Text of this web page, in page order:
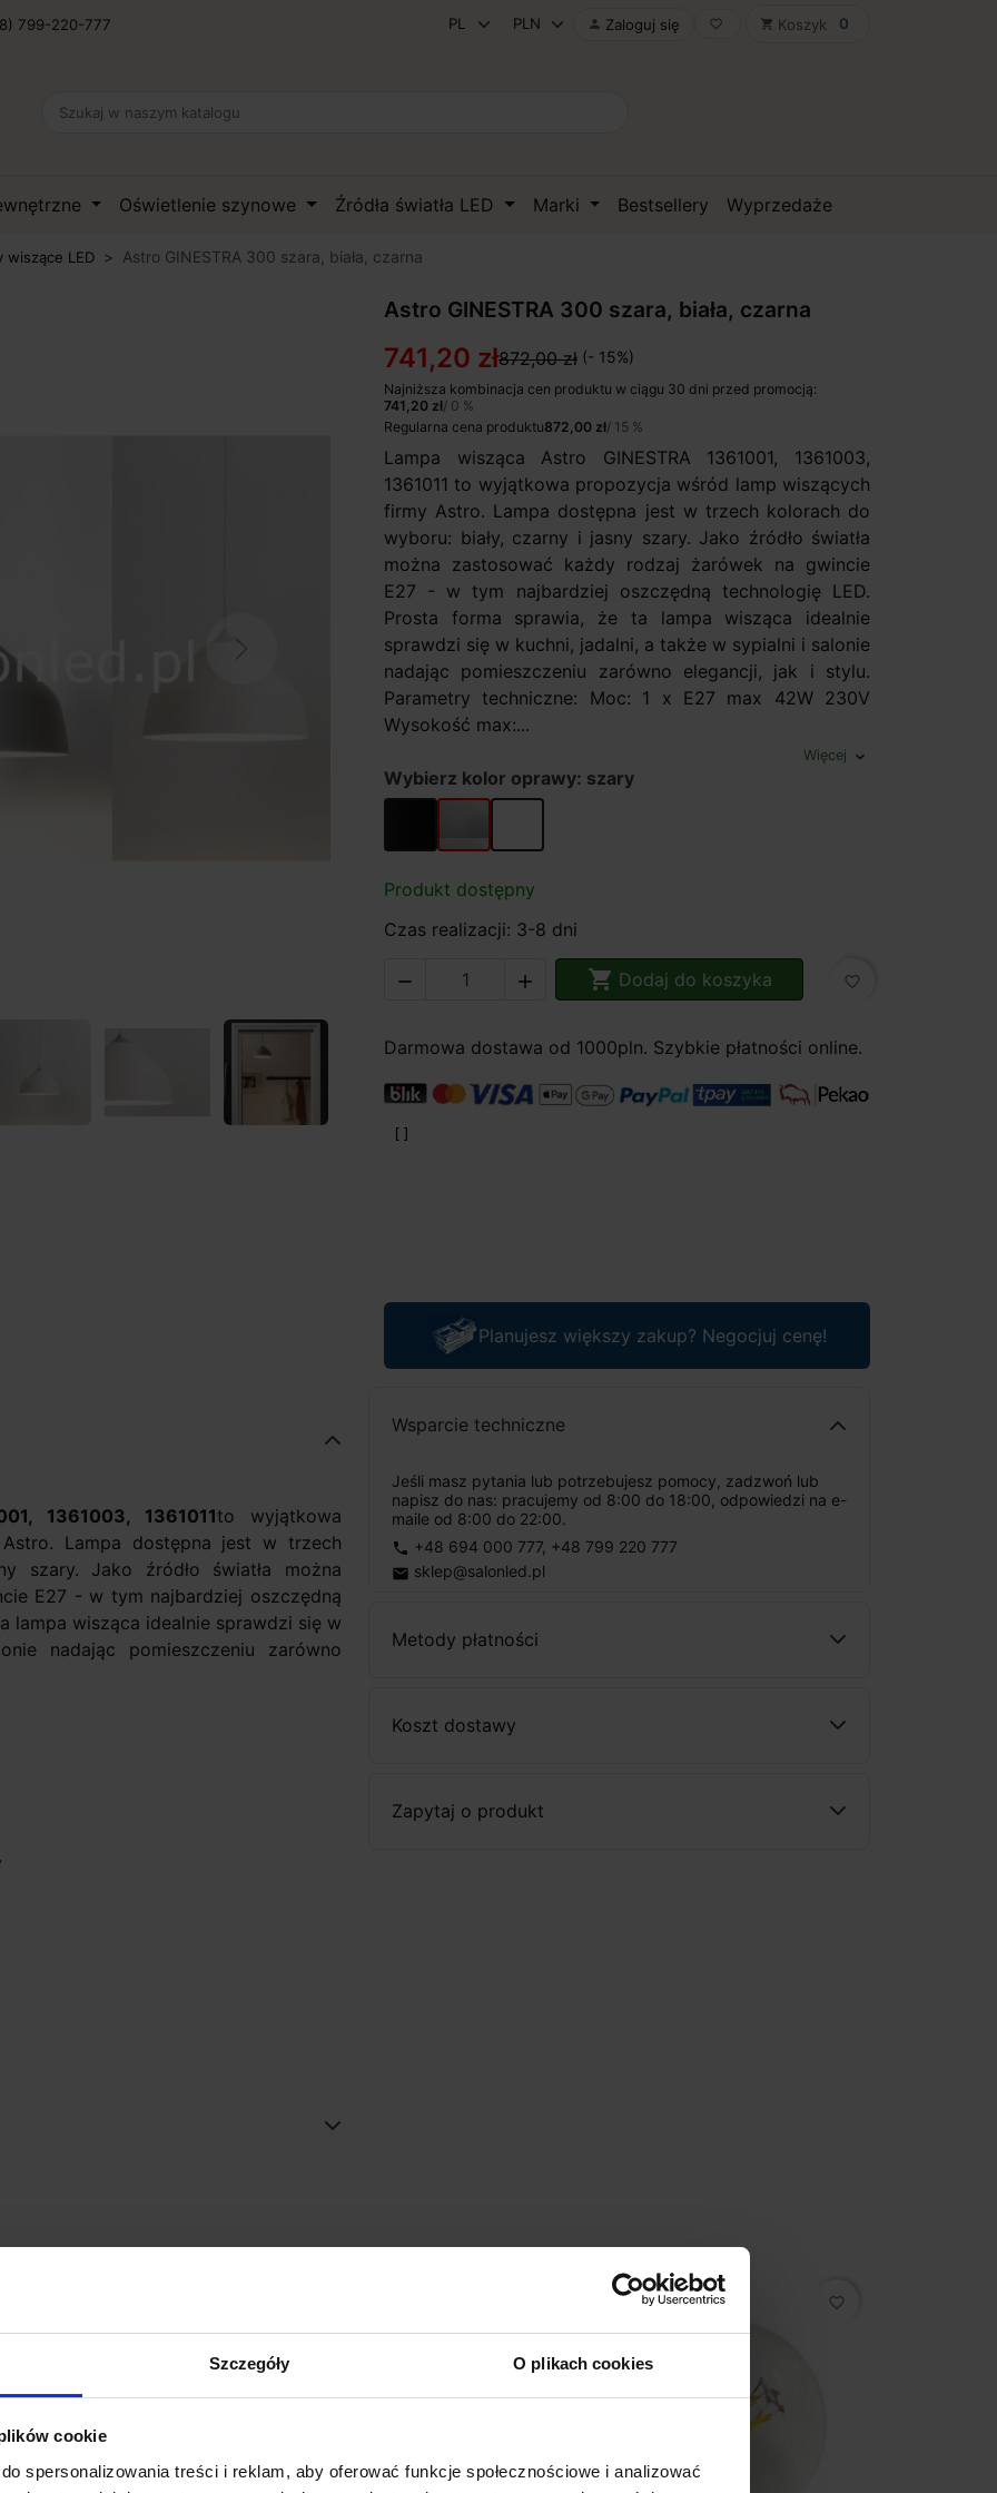
Szczegóły O plikach cookies
cookie
spersonalizowania treści i reklam, aby oferować funkcje społecznościowe i analizować
799-220-777  Zaloguj się favorite_border shopping_cart Koszyk 0
Oświetlenie szynowe Źródła światła LED Marki Bestsellery Wyprzedaże
wiszące LED Astro GINESTRA 300 szara, biała, czarna
Astro GINESTRA 300 szara, biała, czarna
741,20 zł872,00 zł (- 15%)
Najniższa kombinacja cen produktu w ciągu 30 dni przed promocją:
741,20 zł/ 0 %
Regularna cena produktu872,00 zł/ 15 %
Lampa wisząca Astro GINESTRA 1361001, 1361003,
1361011 to wyjątkowa propozycja wśród lamp wiszących
firmy Astro. Lampa dostępna jest w trzech kolorach do
wyboru: biały, czarny i jasny szary. Jako źródło światła
można zastosować każdy rodzaj żarówek na gwincie
E27 - w tym najbardziej oszczędną technologię LED.
Prosta forma sprawia, że ta lampa wisząca idealnie
sprawdzi się w kuchni, jadalni, a także w sypialni i salonie
nadając pomieszczeniu zarówno elegancji, jak i stylu.
Parametry techniczne: Moc: 1 x E27 max 42W 230V
Wysokość max:...
Więcej expand_more
Wybierz kolor oprawy: szary
czarnyszary Biała
Produkt dostępny
Czas realizacji: 3-8 dni
   Dodaj do koszyka favorite_border
Darmowa dostawa od 1000pln. Szybkie płatności online.
Planujesz większy zakup? Negocjuj cenę!
Wsparcie techniczne
Jeśli masz pytania lub potrzebujesz pomocy, zadzwoń lub
napisz do nas: pracujemy od 8:00 do 18:00, odpowiedzi na e-
maile od 8:00 do 22:00.
phone +48 694 000 777, +48 799 220 777
email sklep@salonled.pl
Metody płatności
Koszt dostawy
Zapytaj o produkt
1361003, 1361011to wyjątkowa
Lampa dostępna jest w trzech
szary. Jako źródło światła można
E27 - w tym najbardziej oszczędną
lampa wisząca idealnie sprawdzi się w
nadając pomieszczeniu zarówno
favorite_border